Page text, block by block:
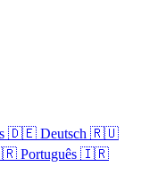
🇩🇪 Deutsch 🇷🇺
Português 🇮🇷